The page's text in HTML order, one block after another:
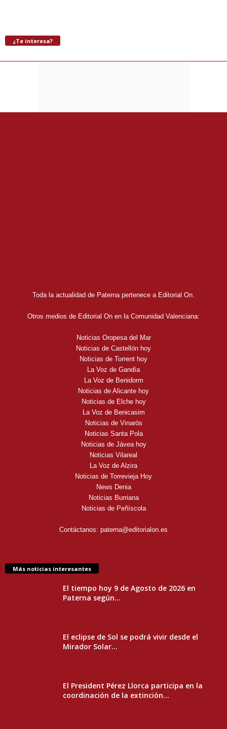
¿Te interesa?
Toda la actualidad de Paterna pertenece a Editorial On.
Otros medios de Editorial On en la Comunidad Valenciana:
Noticias Oropesa del Mar
Noticias de Castellón hoy
Noticias de Torrent hoy
La Voz de Gandía
La Voz de Benidorm
Noticias de Alicante hoy
Noticias de Elche hoy
La Voz de Benicasim
Noticias de Vinaròs
Noticias Santa Pola
Noticias de Jávea hoy
Noticias Vilareal
La Voz de Alzira
Noticias de Torrevieja Hoy
News Denia
Noticias Burriana
Noticias de Peñíscola
Contáctanos: paterna@editorialon.es
Más noticias interesantes
El tiempo hoy 9 de Agosto de 2026 en
Paterna según...
El eclipse de Sol se podrá vivir desde el
Mirador Solar...
El President Pérez Llorca participa en la
coordinación de la extinción...